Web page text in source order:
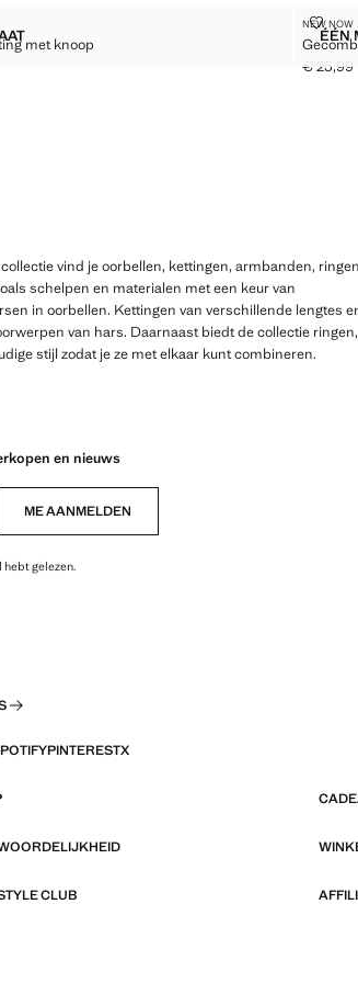
KETTING MET KNOOP
met knoop
MET KNOOP
[€ 29,99 ]
Maten
ÉÉN
NEW NOW
Huidige
€ 25,99
vind je oorbellen, kettingen, armbanden, ringen
schelpen en materialen met een keur van
in oorbellen. Kettingen van verschillende lengtes
van hars. Daarnaast biedt de collectie ringen,
stijl zodat je ze met elkaar kunt combineren.
en nieuws
ME AANMELDEN
hebt gelezen.
PINTERESTX
CLUB